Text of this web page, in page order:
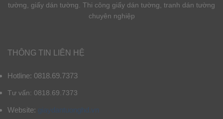
tường, giấy dán tường. Thi công giấy dán tường, tranh dán tường
chuyên nghiệp
THÔNG TIN LIÊN HỆ
Hotline: 0818.69.7373
Tư vấn: 0818.69.7373
Website: giaydantuonghd.vn